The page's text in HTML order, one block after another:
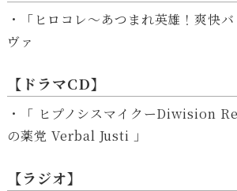
・「ヒロコレ～あつまれ英雄！爽快
ヴァ
【ドラマCD】
・「 ヒプノシスマイクーDiwision
の薬党 Verbal Justi 」
【ラジオ】